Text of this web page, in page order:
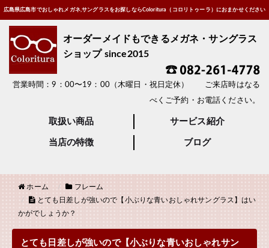
広島県広島市でおしゃれメガネ,サングラスをお探しならColoritura（コロリトゥーラ）におまかせください
オーダーメイドもできるメガネ・サングラス
ショップ since2015
営業時間：9：00〜19：00（木曜日・祝日定休） ご来店時はなる
べくご予約・お電話ください。
取扱い商品 サービス紹介
当店の特徴 ブログ
ホーム
フレーム
とても日差しが強いので【小ぶりな青いおしゃれサングラス】はい
かがでしょうか？
とても日差しが強いので【小ぶりな青いおしゃれサン